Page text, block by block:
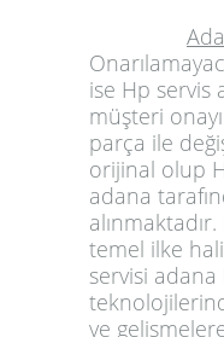
ise Hp servis
müşteri
parça ile
orijinal olup
adana
temel ilke
servisi adana
ve